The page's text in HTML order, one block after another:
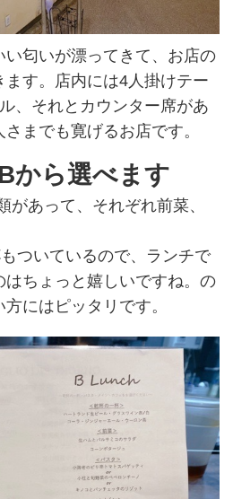
い匂いが漂ってきて、お店の
す。店内には4人掛けテー
、それとカウンター席があ
までも寛げるお店です。
から選べます
があって、それぞれ前菜、
ついているので、ランチで
はちょっと嬉しいですね。の
にはピッタリです。